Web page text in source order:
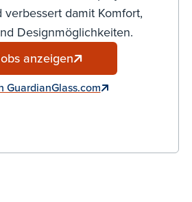
damit Komfort,
Designmöglichkeiten.
anzeigen
GuardianGlass.com